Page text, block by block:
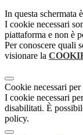
In questa schermata
I cookie necessari
piattaforma e non è
Per conoscere quali
visionare la
Cookie necessari
I cookie necessari
disabilitati. È
policy.